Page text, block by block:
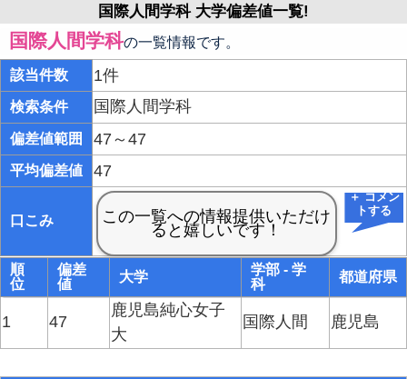
国際人間学科 大学偏差値一覧!
国際人間学科の一覧情報です。
該当件数 1件
検索条件 国際人間学科
偏差値範囲 47～47
平均偏差値 47
口こみ
＋ コメン
トする
順
位
偏差
値
大学
学部 - 学
科
都道府県
1 47
鹿児島純心女子
大
国際人間 鹿児島